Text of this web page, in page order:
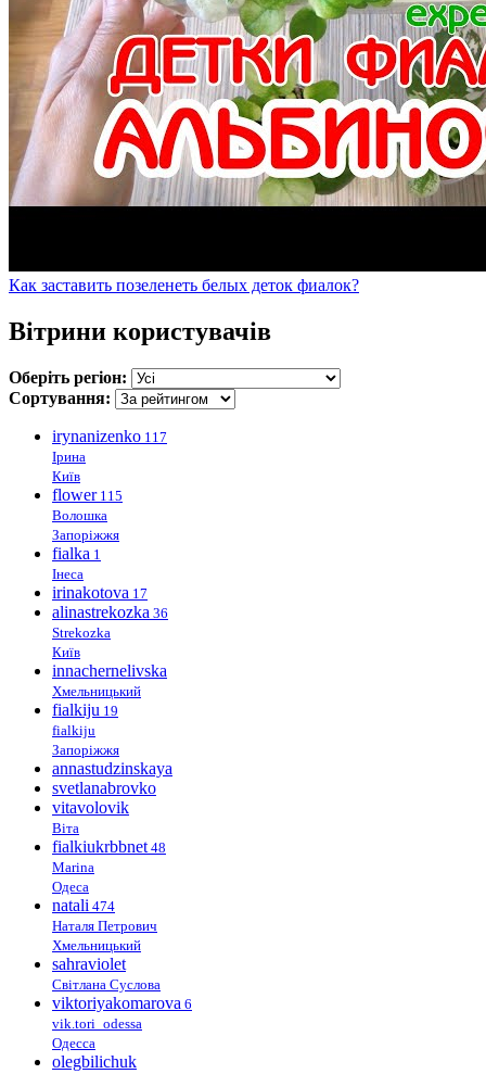
Как заставить позеленеть белых деток фиалок?
Вітрини користувачів
Оберіть регіон:
Сортування:
irynanizenko 117
Ірина
Київ
flower 115
Волошка
Запоріжжя
fialka 1
Інеса
irinakotova 17
alinastrekozka 36
Strekozka
Київ
innachernelivska
Хмельницький
fialkiju 19
fialkiju
Запоріжжя
annastudzinskaya
svetlanabrovko
vitavolovik
Віта
fialkiukrbbnet 48
Marina
Одеса
natali 474
Наталя Петрович
Хмельницький
sahraviolet
Світлана Суслова
viktoriyakomarova 6
vik.tori_odessa
Одесса
olegbilichuk